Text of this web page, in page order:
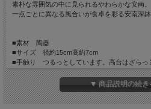
素朴な雰囲気の中に見られるやわらかな安南。
一点ごとに異なる風合いが食卓を彩る安南深鉢
■素材 陶器
■サイズ 径約15cm高約7cm
■手触り つるっとしています。高台はざらっ
■重量 約285g
■生産国 Made in Japan▼ 商品説明の続